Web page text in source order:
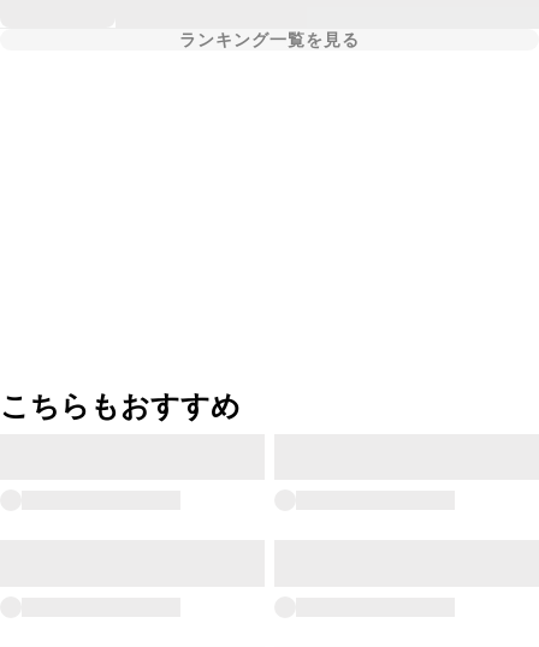
ランキング一覧を見る
こちらもおすすめ